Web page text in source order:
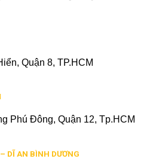
Quận 8, TP.HCM
Phú Đông, Quận 12, Tp.HCM
DĨ AN BÌNH DƯƠNG